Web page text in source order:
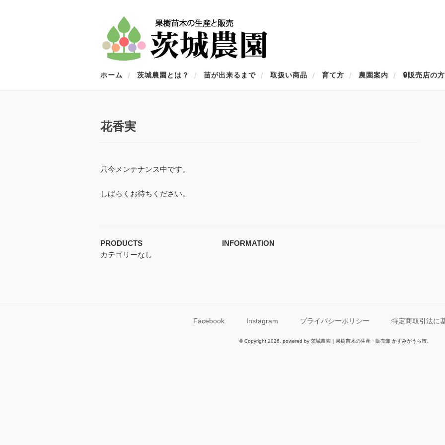
ホーム 茨城農園とは？ 苗が出来るまで 取扱い商品 育て方 農園案内 🔒販売店の
花香実
只今メンテナンス中です。
しばらくお待ちください。
PRODUCTS
カテゴリーなし
INFORMATION
Facebook Instagram プライバシーポリシー 特定商取引法に
© Copyright 2026. powered by 茨城農園｜果樹苗木の生産・販売卸 かすみがうら市.